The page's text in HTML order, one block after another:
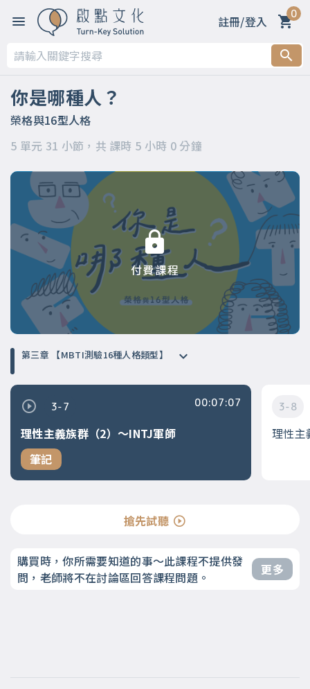
註冊/登入 0
你是哪種人？
榮格與16型人格
5 單元 31 小節，共 課時 5 小時 0 分鐘
付費課程
第一章 【你是哪種人？】
第三章 【MBTI測驗16種人格類型】
第四章 【原來這才是榮格類型論】
第五章 【活出你自己】
第三章 【MBTI測驗16種人格類型】
3-7
理性主義族群（2）～INTJ軍師
筆記
00:07:07 3-8
理性主
搶先試聽
購買時，你所需要知道的事～此課程不提供發
問，老師將不在討論區回答課程問題。
更多